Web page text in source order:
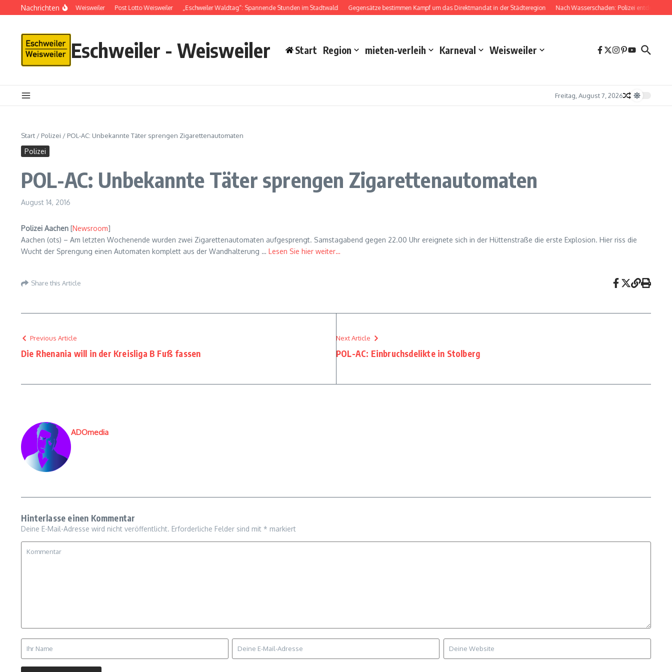
Nachrichten
Schlüsseldienst in Weisweiler Post Lotto Weisweiler „Eschweiler Waldtag“: Spannende Stunden im Stadtwald Gegensätze bestimmen Kampf um das Direktmandat in der Städteregion Nach Wasserschaden: Polizei entdeckt
Eschweiler - Weisweiler Start Region mieten-verleih Karneval Weisweiler
Freitag, August 7, 2026
Start / Polizei / POL-AC: Unbekannte Täter sprengen Zigarettenautomaten
Polizei
POL-AC: Unbekannte Täter sprengen Zigarettenautomaten
August 14, 2016
Polizei Aachen [Newsroom]
Aachen (ots) – Am letzten Wochenende wurden zwei Zigarettenautomaten aufgesprengt. Samstagabend gegen 22.00 Uhr ereignete sich in der Hüttenstraße die erste Explosion. Hier riss die
Wucht der Sprengung einen Automaten komplett aus der Wandhalterung … Lesen Sie hier weiter…
Share this Article
Previous Article
Die Rhenania will in der Kreisliga B Fuß fassen
Next Article
POL-AC: Einbruchsdelikte in Stolberg
ADOmedia
Hinterlasse einen Kommentar
Deine E-Mail-Adresse wird nicht veröffentlicht. Erforderliche Felder sind mit * markiert